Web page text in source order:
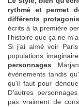
rythmé et permet
différents
écrits à la première
l'histoire que ça ne
Si j'ai aimé voir
populations
personnages .
évènements tandis
qu'il faut pour
D'autres
pas vraiment de